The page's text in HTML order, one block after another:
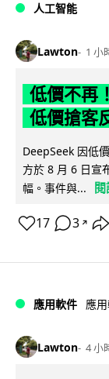
人工智能
Lawton 1 小
低價不再
低價搶客
DeepSeek 因低
方於 8 月 6 日宣
幅。事件與...
17 3 ↗
應用軟件 應
Lawton 4 小